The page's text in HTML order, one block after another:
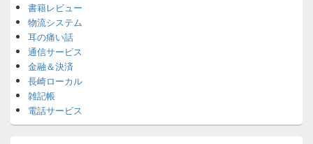
書籍レビュー
物流システム
耳の痛い話
通信サービス
金融＆決済
長崎ローカル
雑記帳
電話サービス